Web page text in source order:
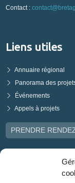
Contact :
Liens utiles
Annuaire régional
Panorama des
Événements
Appels à projets
PRENDRE